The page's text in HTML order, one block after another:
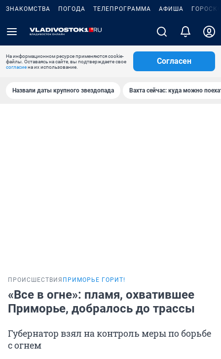
ЗНАКОМСТВА ПОГОДА ТЕЛЕПРОГРАММА АФИША
На информационном ресурсе применяются cookie-
файлы. Оставаясь на сайте, вы подтверждаете свое
согласиена их использование.
Согласен
Назвали даты крупного звездопада Вахта сейчас: куда можно
ПРОИСШЕСТВИЯ ПРИМОРЬЕ ГОРИТ!
«Все в огне»: пламя, охватившее
Приморье, добралось до трассы
Губернатор взял на контроль меры по борьбе
с огнем